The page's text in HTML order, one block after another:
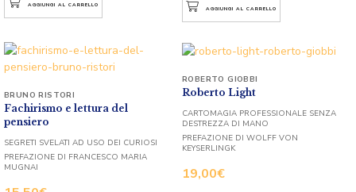
AGGIUNGI AL CARRELLO
AGGIUNGI AL CARRELLO
Fachirismo e lettura del
pensiero
BRUNO RISTORI
SEGRETI SVELATI AD USO DEI CURIOSI
PREFAZIONE DI FRANCESCO MARIA
MUGNAI
Roberto Light
19,00€
ROBERTO GIOBBI
CARTOMAGIA PROFESSIONALE SENZA
DESTREZZA DI MANO
PREFAZIONE DI WOLFF VON
KEYSERLINGK